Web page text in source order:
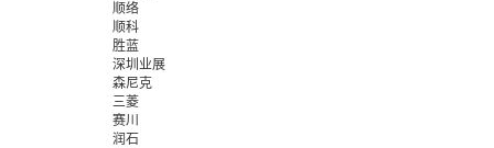
顺络
顺科
胜蓝
深圳业展
森尼克
三菱
赛川
润石